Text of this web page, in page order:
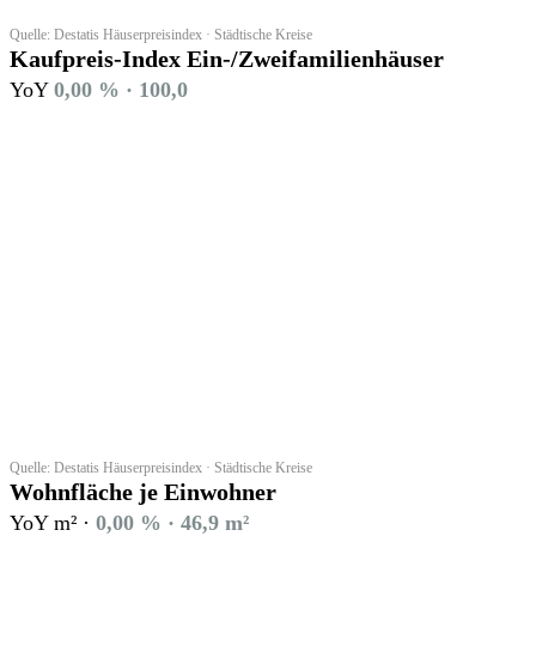
Quelle: Destatis Häuserpreisindex · Städtische Kreise
Kaufpreis-Index Ein-/Zweifamilienhäuser
YoY 0,00 % · 100,0
Quelle: Destatis Häuserpreisindex · Städtische Kreise
Wohnfläche je Einwohner
YoY m² · 0,00 % · 46,9 m²